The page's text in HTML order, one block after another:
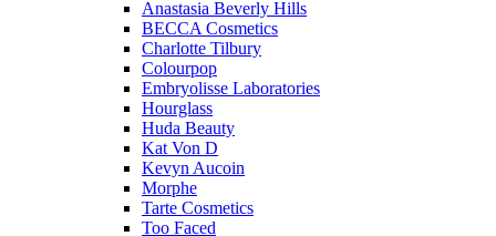
Anastasia Beverly Hills
BECCA Cosmetics
Charlotte Tilbury
Colourpop
Embryolisse Laboratories
Hourglass
Huda Beauty
Kat Von D
Kevyn Aucoin
Morphe
Tarte Cosmetics
Too Faced